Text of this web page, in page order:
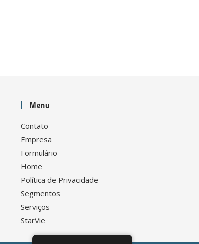
Menu
Contato
Empresa
Formulário
Home
Política de Privacidade
Segmentos
Serviços
StarVie